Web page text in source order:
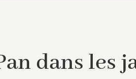
dans les